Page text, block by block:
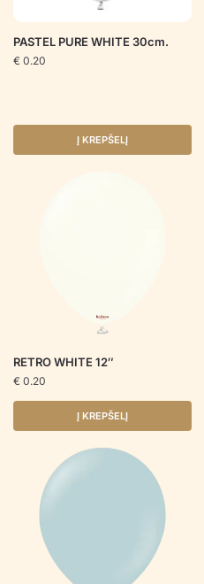
PASTEL PURE WHITE 30cm.
€ 0.20
Į KREPŠELĮ
RETRO WHITE 12″
€ 0.20
Į KREPŠELĮ